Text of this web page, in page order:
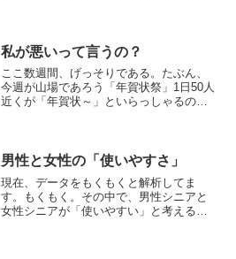
私が悪いって言うの？
ここ数週間、げっそりである。たぶん、
今週が山場であろう「年賀状祭」1日50人
近くが「年賀状～」といらっしゃるのだ
きた。）どんなもの...
男性と女性の「使いやすさ」
現在、データをもくもくと解析してま
す。もくもく。その中で、男性シニアと
女性シニアが「使いやすい」と考えるポ